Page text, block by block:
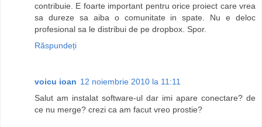
contribuie. E foarte important pentru orice proiect care vrea
sa dureze sa aiba o comunitate in spate. Nu e deloc
profesional sa le distribui de pe dropbox. Spor.
Răspundeți
voicu ioan 12 noiembrie 2010 la 11:11
Salut am instalat software-ul dar imi apare conectare? de
ce nu merge? crezi ca am facut vreo prostie?